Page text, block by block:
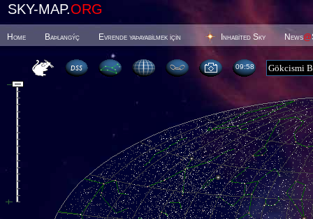
SKY-MAP.ORG
Home Baþlangýç Evrende yaþayabilmek için Inhabited Sky News@
09 58